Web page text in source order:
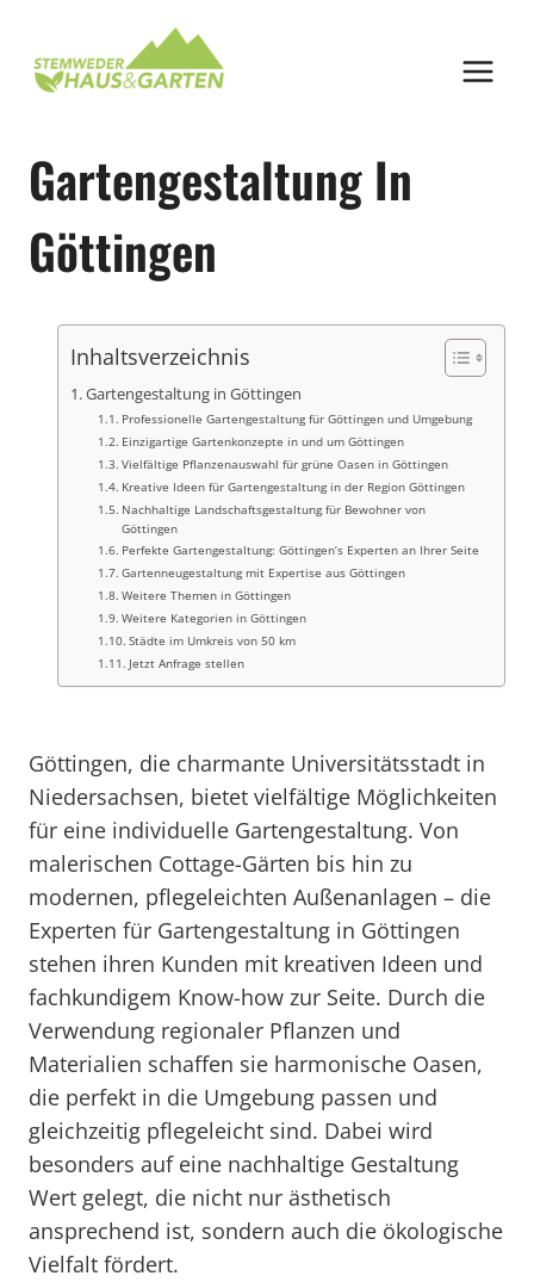
springen
Gartengestaltung In
Göttingen
Inhaltsverzeichnis
Gartengestaltung in Göttingen
Professionelle Gartengestaltung für Göttingen und Umgebung
Einzigartige Gartenkonzepte in und um Göttingen
Vielfältige Pflanzenauswahl für grüne Oasen in Göttingen
Kreative Ideen für Gartengestaltung in der Region Göttingen
Nachhaltige Landschaftsgestaltung für Bewohner von
Göttingen
Perfekte Gartengestaltung: Göttingen’s Experten an Ihrer Seite
Gartenneugestaltung mit Expertise aus Göttingen
Weitere Themen in Göttingen
Weitere Kategorien in Göttingen
Städte im Umkreis von 50 km
Jetzt Anfrage stellen
Göttingen, die charmante Universitätsstadt in
Niedersachsen, bietet vielfältige Möglichkeiten
für eine individuelle Gartengestaltung. Von
malerischen Cottage-Gärten bis hin zu
modernen, pflegeleichten Außenanlagen – die
Experten für Gartengestaltung in Göttingen
stehen ihren Kunden mit kreativen Ideen und
fachkundigem Know-how zur Seite. Durch die
Verwendung regionaler Pflanzen und
Materialien schaffen sie harmonische Oasen,
die perfekt in die Umgebung passen und
gleichzeitig pflegeleicht sind. Dabei wird
besonders auf eine nachhaltige Gestaltung
Wert gelegt, die nicht nur ästhetisch
ansprechend ist, sondern auch die ökologische
Vielfalt fördert.